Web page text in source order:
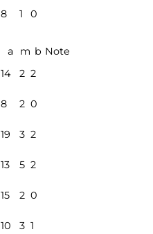
8 1
0
a m b Note
14 2 2
8 2 0
19 3 2
13 5 2
15 2 0
10 3 1